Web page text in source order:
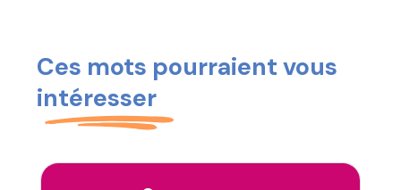
Ces mots pourraient vous
intéresser